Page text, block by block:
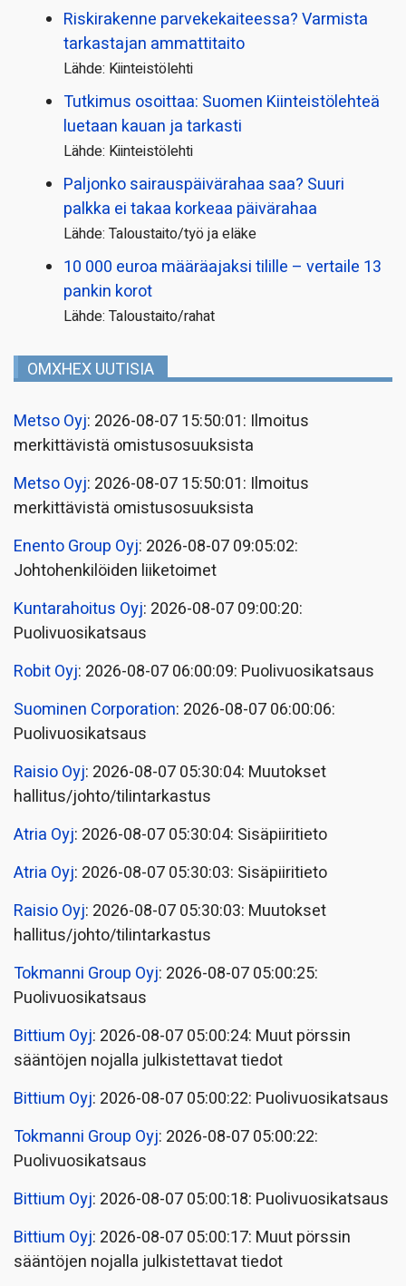
Riskirakenne parvekekaiteessa? Varmista
tarkastajan ammattitaito
Lähde: Kiinteistölehti
Tutkimus osoittaa: Suomen Kiinteistölehteä
luetaan kauan ja tarkasti
Lähde: Kiinteistölehti
Paljonko sairauspäivä­rahaa saa? Suuri
palkka ei takaa korkeaa päivärahaa
Lähde: Taloustaito/työ ja eläke
10 000 euroa määräajaksi tilille – vertaile 13
pankin korot
Lähde: Taloustaito/rahat
OMXHEX UUTISIA
Metso Oyj: 2026-08-07 15:50:01: Ilmoitus
merkittävistä omistusosuuksista
Metso Oyj: 2026-08-07 15:50:01: Ilmoitus
merkittävistä omistusosuuksista
Enento Group Oyj: 2026-08-07 09:05:02:
Johtohenkilöiden liiketoimet
Kuntarahoitus Oyj: 2026-08-07 09:00:20:
Puolivuosikatsaus
Robit Oyj: 2026-08-07 06:00:09: Puolivuosikatsaus
Suominen Corporation: 2026-08-07 06:00:06:
Puolivuosikatsaus
Raisio Oyj: 2026-08-07 05:30:04: Muutokset
hallitus/johto/tilintarkastus
Atria Oyj: 2026-08-07 05:30:04: Sisäpiiritieto
Atria Oyj: 2026-08-07 05:30:03: Sisäpiiritieto
Raisio Oyj: 2026-08-07 05:30:03: Muutokset
hallitus/johto/tilintarkastus
Tokmanni Group Oyj: 2026-08-07 05:00:25:
Puolivuosikatsaus
Bittium Oyj: 2026-08-07 05:00:24: Muut pörssin
sääntöjen nojalla julkistettavat tiedot
Bittium Oyj: 2026-08-07 05:00:22: Puolivuosikatsaus
Tokmanni Group Oyj: 2026-08-07 05:00:22:
Puolivuosikatsaus
Bittium Oyj: 2026-08-07 05:00:18: Puolivuosikatsaus
Bittium Oyj: 2026-08-07 05:00:17: Muut pörssin
sääntöjen nojalla julkistettavat tiedot